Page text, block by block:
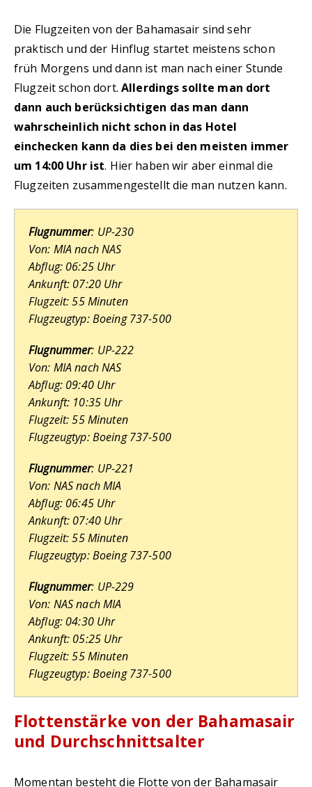
Die Flugzeiten von der Bahamasair sind sehr
praktisch und der Hinflug startet meistens schon
früh Morgens und dann ist man nach einer Stunde
Flugzeit schon dort. Allerdings sollte man dort
dann auch berücksichtigen das man dann
wahrscheinlich nicht schon in das Hotel
einchecken kann da dies bei den meisten immer
um 14:00 Uhr ist. Hier haben wir aber einmal die
Flugzeiten zusammengestellt die man nutzen kann.
Flugnummer: UP-230
Von: MIA nach NAS
Abflug: 06:25 Uhr
Ankunft: 07:20 Uhr
Flugzeit: 55 Minuten
Flugzeugtyp: Boeing 737-500
Flugnummer: UP-222
Von: MIA nach NAS
Abflug: 09:40 Uhr
Ankunft: 10:35 Uhr
Flugzeit: 55 Minuten
Flugzeugtyp: Boeing 737-500
Flugnummer: UP-221
Von: NAS nach MIA
Abflug: 06:45 Uhr
Ankunft: 07:40 Uhr
Flugzeit: 55 Minuten
Flugzeugtyp: Boeing 737-500
Flugnummer: UP-229
Von: NAS nach MIA
Abflug: 04:30 Uhr
Ankunft: 05:25 Uhr
Flugzeit: 55 Minuten
Flugzeugtyp: Boeing 737-500
Flottenstärke von der Bahamasair
und Durchschnittsalter
Momentan besteht die Flotte von der Bahamasair